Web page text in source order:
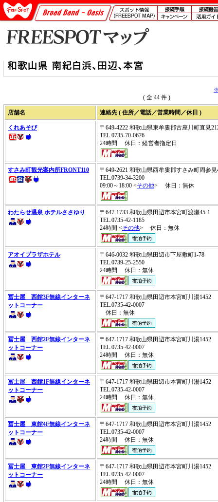
※
( 全 44 件 )
店舗名 連絡先 ( 住所／電話／営業時間／休日 )
くれあそび
〒649-4222 和歌山県東牟婁郡古座川町直見
TEL.0735-70-0676
24時間 休日：経営者指定日
すさみ町観光案内所FRONT110
〒649-2621 和歌山県西牟婁郡すさみ町周参
TEL.0739-34-3200
09:00～18:00 <その他> 休日：無休
わたらせ温泉 ホテルささゆり
〒647-1733 和歌山県田辺市本宮町渡瀬45-1
TEL.0735-42-1185
24時間 <その他> 休日：無休
アオイプラザホテル
〒646-0032 和歌山県田辺市下屋敷町1-78
TEL.0739-25-2550
24時間 休日：無休
冨士屋 西館3F無線インターネ
ットコーナー
〒647-1717 和歌山県田辺市本宮町川湯1452
TEL.0735-42-0007
休日：無休
冨士屋 西館2F無線インターネ
ットコーナー
〒647-1717 和歌山県田辺市本宮町川湯1452
TEL.0735-42-0007
24時間 休日：無休
冨士屋 西館1F無線インターネ
ットコーナー
〒647-1717 和歌山県田辺市本宮町川湯1452
TEL.0735-42-0007
24時間 休日：無休
冨士屋 東館4F無線インターネ
ットコーナー
〒647-1717 和歌山県田辺市本宮町川湯1452
TEL.0735-42-0007
24時間 休日：無休
冨士屋 東館2F無線インターネ
ットコーナー
〒647-1717 和歌山県田辺市本宮町川湯1452
TEL.0735-42-0007
24時間 休日：無休